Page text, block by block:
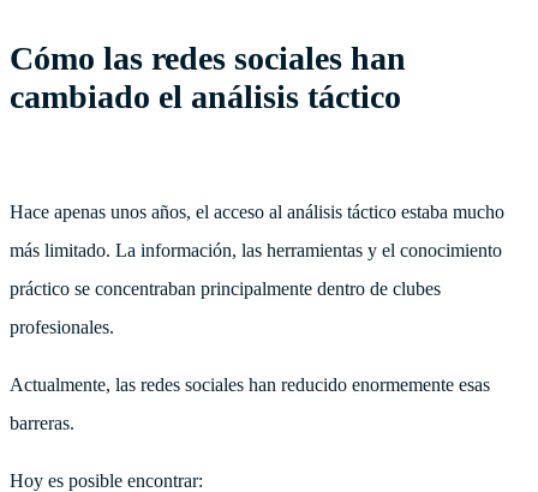
Cómo las redes sociales han
cambiado el análisis táctico
Hace apenas unos años, el acceso al análisis táctico estaba mucho
más limitado. La información, las herramientas y el conocimiento
práctico se concentraban principalmente dentro de clubes
profesionales.
Actualmente, las redes sociales han reducido enormemente esas
barreras.
Hoy es posible encontrar: